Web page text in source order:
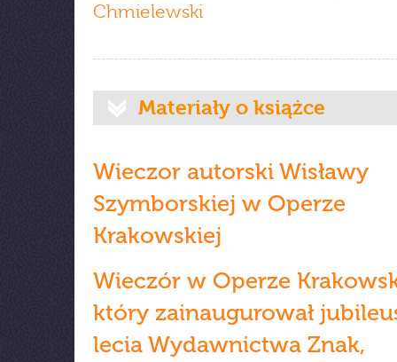
Chmielewski
Materiały o książce
Wieczor autorski Wisławy
Szymborskiej w Operze
Krakowskiej
Wieczór w Operze
który zainaugurował
lecia Wydawnictwa Znak,